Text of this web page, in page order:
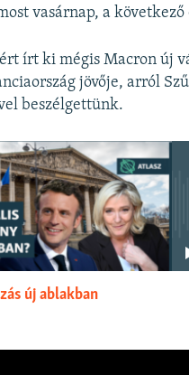
vasárnap, a
írt ki mégis Macron új
jövője, arról
beszélgettünk.
új ablakban